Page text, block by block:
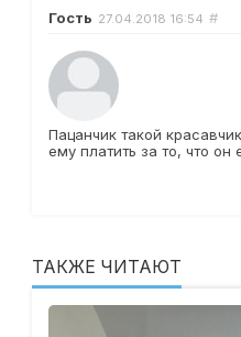
Гость 27.04.2018 16:54 #
Пацанчик такой
ему платить за то, что он
ТАКЖЕ ЧИТАЮТ